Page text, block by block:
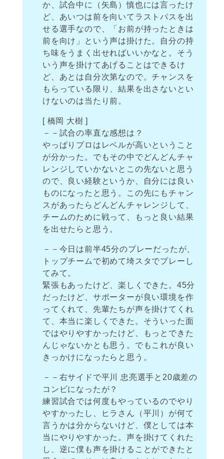
か、試合中に（矢島）慎也には言ったけ
ど、あいつは前を向いてラストパスを出
せる選手なので、「お前が持ったときは
前を向け」という声は掛けた。自分の持
ち味をうまく出せればいいかなと。そう
いう声を掛けてあげることはできるけ
ど、あとは自分次第なので。チャンスを
もらっている限り、結果を出さないとい
けないのは当たり前。
[ 橋岡 大樹 ]
－－試合の率直な感想は？
やっぱりプロはレベルが高いということ
が分かった。でもその中でどんどんチャ
レンジしていかないとこの先ないと思う
ので、良い経験というか、自分には良い
ものになったと思う。この先にもチャン
スがあったらどんどんチャレンジして、
チームのために戦って、もっと良い結果
を出せたらと思う。
－－今日は前半45分のプレーだったが、
トップチームで初めて埼スタでプレーし
てみて。
緊張もあったけど、楽しくできた。45分
だったけど、サポーターが良い環境を作
ってくれて、先輩たちが声を掛けてくれ
て、本当に楽しくできた。そういった面
ではやりやすかったけど、もっとできた
んじゃないかとも思う。でもこれが良い
きっかけになったらと思う。
－－右サイドで平川 忠亮選手と20歳差の
コンビになったが？
練習試合では何度もやっているのでやり
やすかったし、ヒラさん（平川）が何て
言うかは分からないけど、僕としては本
当にやりやすかった。声を掛けてくれた
し、逆に僕も声を掛けることができたと